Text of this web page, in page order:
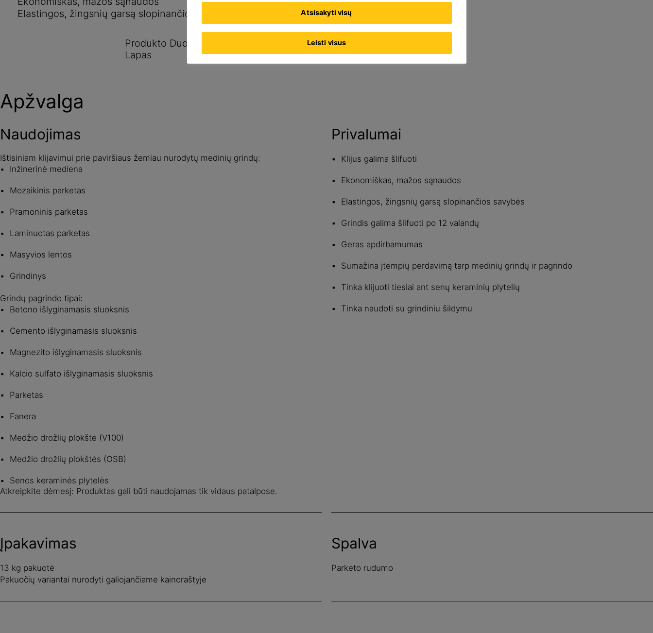
Elastingos, žingsnių garsą slopinančios savybės
Produkto Duomenų
Lapas
dokumentus
Apžvalga
Naudojimas
Ištisiniam klijavimui prie paviršiaus žemiau nurodytų medinių grindų:
Inžinerinė mediena
Mozaikinis parketas
Pramoninis parketas
Laminuotas parketas
Masyvios lentos
Grindinys
Grindų pagrindo tipai:
Betono išlyginamasis sluoksnis
Cemento išlyginamasis sluoksnis
Magnezito išlyginamasis sluoksnis
Kalcio sulfato išlyginamasis sluoksnis
Parketas
Fanera
Medžio drožlių plokštė (V100)
Medžio drožlių plokštės (OSB)
Senos keraminės plytelės
Atkreipkite dėmesį: Produktas gali būti naudojamas tik vidaus patalpose.
Privalumai
Klijus galima šlifuoti
Ekonomiškas, mažos sąnaudos
Elastingos, žingsnių garsą slopinančios savybės
Grindis galima šlifuoti po 12 valandų
Geras apdirbamumas
Sumažina įtempių perdavimą tarp medinių grindų ir pagrindo
Tinka klijuoti tiesiai ant senų keraminių plytelių
Tinka naudoti su grindiniu šildymu
Įpakavimas
13 kg pakuotė
Pakuočių variantai nurodyti galiojančiame kainoraštyje
Spalva
Parketo rudumo
Atsisakyti visų
Leisti visus